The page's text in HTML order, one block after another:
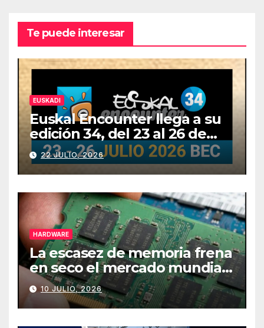
Te puede interesar
EUSKADI
Euskal Encounter llega a su
edición 34, del 23 al 26 de
julio
22 JULIO, 2026
HARDWARE
La escasez de memoria frena
en seco el mercado mundial
de PCs
10 JULIO, 2026